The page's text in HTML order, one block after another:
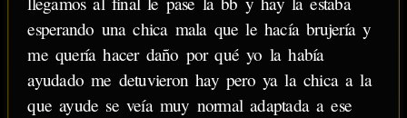
esperando una chica mala que le hacía brujería y
me quería hacer daño por qué yo la había
ayudado me detuvieron hay pero ya la chica a la
que ayude se veía muy normal adaptada a ese